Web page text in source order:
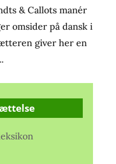
& Callots manér
omsider på dansk i
giver her en